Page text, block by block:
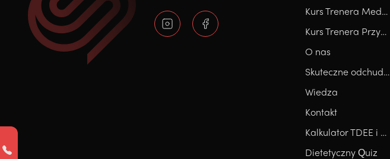
Kurs Trenera Medycznego
Kurs Trenera Przygotowania Motorycznego
O nas
Skuteczne odchudzanie
Wiedza
Kontakt
Kalkulator TDEE i RMR
Dietetyczny Quiz